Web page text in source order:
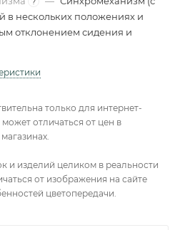
в нескольких положениях и
отклонением сидения и
только для интернет-
может отличаться от цен в
и изделий целиком в реальности
от изображения на сайте
цветопередачи.